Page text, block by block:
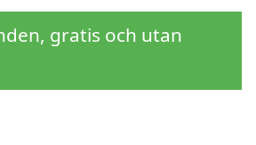
gratis och utan